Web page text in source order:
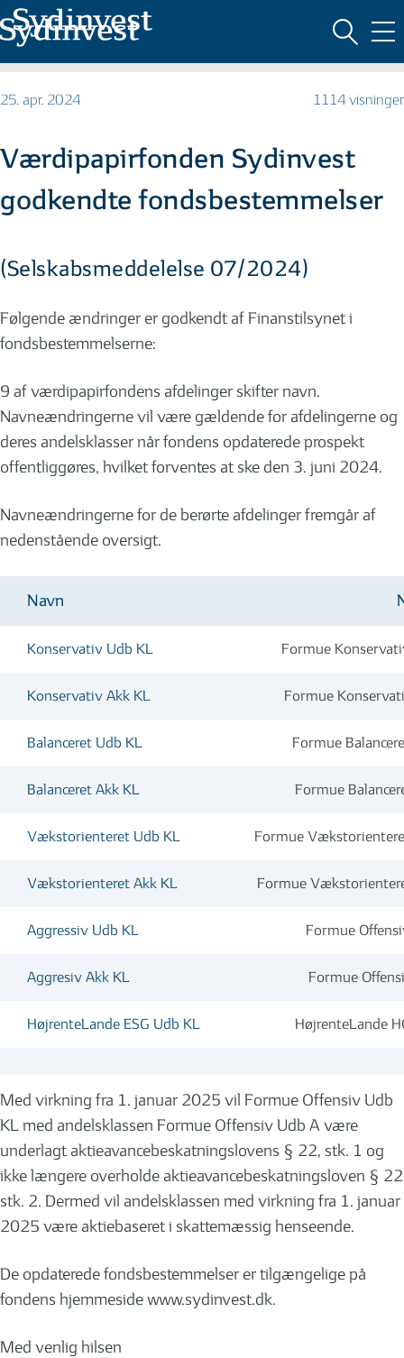
MARKEDSFØRINGSMATERIALE
25. apr. 2024 1114 visninger
Værdipapirfonden Sydinvest
godkendte fondsbestemmelser
(Selskabsmeddelelse 07/2024)
Følgende ændringer er godkendt af Finanstilsynet i
fondsbestemmelserne:
9 af værdipapirfondens afdelinger skifter navn.
Navneændringerne vil være gældende for afdelingerne og
deres andelsklasser når fondens opdaterede prospekt
offentliggøres, hvilket forventes at ske den 3. juni 2024.
Navneændringerne for de berørte afdelinger fremgår af
nedenstående oversigt.
Navn
Konservativ Udb KL Formue
Konservativ Akk KL Formue
Balanceret Udb KL Formue
Balanceret Akk KL Formue
Vækstorienteret Udb KL Formue
Vækstorienteret Akk KL Formue
Aggressiv Udb KL Formue
Aggresiv Akk KL Formue
HøjrenteLande ESG Udb KL HøjrenteLande
Med virkning fra 1. januar 2025 vil Formue Offensiv Udb
KL med andelsklassen Formue Offensiv Udb A være
underlagt aktieavancebeskatningslovens § 22, stk. 1 og
ikke længere overholde aktieavancebeskatningsloven § 22
stk. 2. Dermed vil andelsklassen med virkning fra 1. januar
2025 være aktiebaseret i skattemæssig henseende.
De opdaterede fondsbestemmelser er tilgængelige på
fondens hjemmeside www.sydinvest.dk.
Med venlig hilsen